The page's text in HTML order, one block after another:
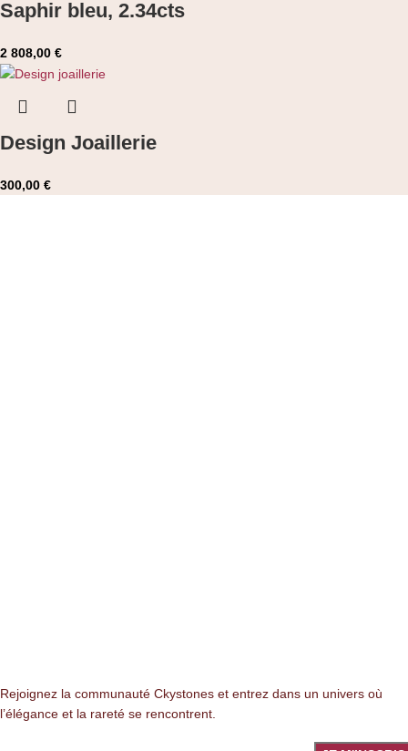
Saphir bleu, 2.34cts
2 808,00 €
Design Joaillerie
300,00 €
Rejoignez la communauté Ckystones et entrez dans un univers où
l’élégance et la rareté se rencontrent.